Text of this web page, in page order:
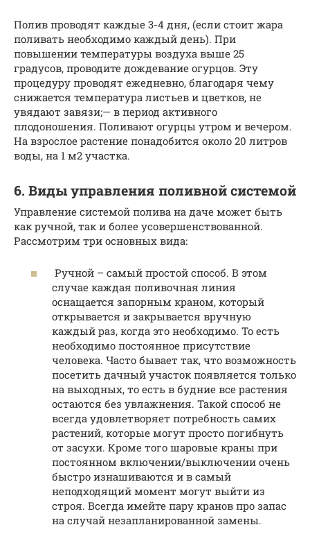
Полив проводят каждые 3-4 дня, (если стоит жара
поливать необходимо каждый день). При
повышении температуры воздуха выше 25
градусов, проводите дождевание огурцов. Эту
процедуру проводят ежедневно, благодаря чему
снижается температура листьев и цветков, не
увядают завязи;— в период активного
плодоношения. Поливают огурцы утром и вечером.
На взрослое растение понадобится около 20 литров
воды, на 1 м2 участка.
6. Виды управления поливной системой
Управление системой полива на даче может быть
как ручной, так и более усовершенствованной.
Рассмотрим три основных вида:
Ручной – самый простой способ. В этом
случае каждая поливочная линия
оснащается запорным краном, который
открывается и закрывается вручную
каждый раз, когда это необходимо. То есть
необходимо постоянное присутствие
человека. Часто бывает так, что возможность
посетить дачный участок появляется только
на выходных, то есть в будние все растения
остаются без увлажнения. Такой способ не
всегда удовлетворяет потребность самих
растений, которые могут просто погибнуть
от засухи. Кроме того шаровые краны при
постоянном включении/выключении очень
быстро изнашиваются и в самый
неподходящий момент могут выйти из
строя. Всегда имейте пару кранов про запас
на случай незапланированной замены.